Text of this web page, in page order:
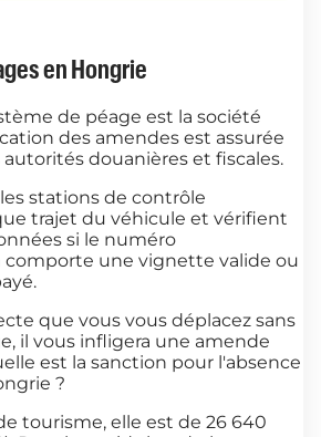
en Hongrie
de péage est la société
des amendes est assurée
autorités douanières et fiscales.
stations de contrôle
trajet du véhicule et vérifient
si le numéro
une vignette valide ou
que vous vous déplacez sans
il vous infligera une amende
est la sanction pour l'absence
?
tourisme, elle est de 26 640